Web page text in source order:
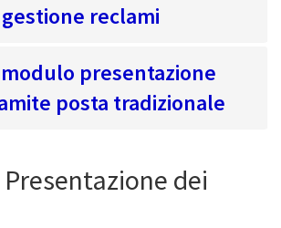
reclami
presentazione
posta tradizionale
dei